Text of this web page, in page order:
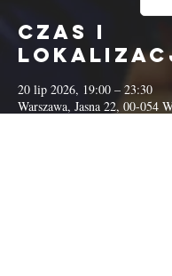
Czas i
20 lip 2026, 19:00 – 23:30
Warszawa, Jasna 22, 00-054